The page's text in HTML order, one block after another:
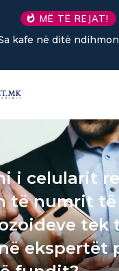
MË TË REJAT!
në ditë ndihmon në
i celularit
të numrit të
tek
ekspertët
fundit?